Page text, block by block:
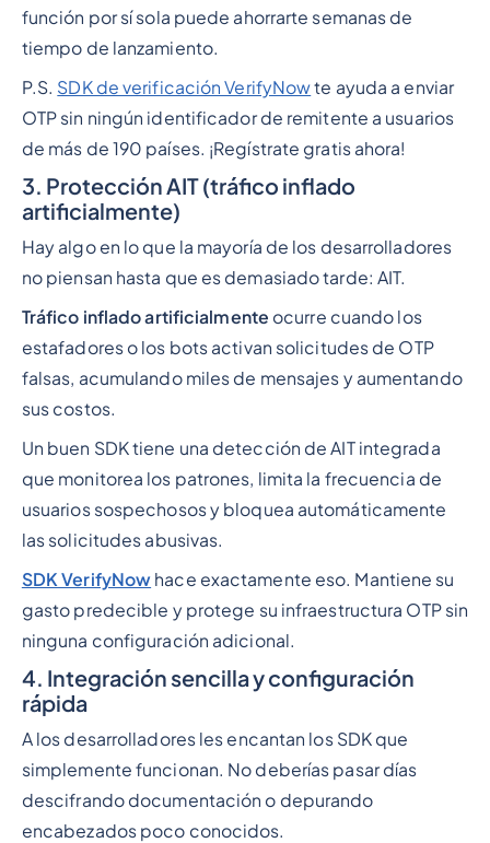
función por sí sola puede ahorrarte semanas de
tiempo de lanzamiento.
P.S. SDK de verificación VerifyNowte ayuda a enviar
OTP sin ningún identificador de remitente a usuarios
de más de 190 países. ¡Regístrate gratis ahora!
3. Protección AIT (tráfico inflado
artificialmente)
Hay algo en lo que la mayoría de los desarrolladores
no piensan hasta que es demasiado tarde: AIT.
Tráfico inflado artificialmente ocurre cuando los
estafadores o los bots activan solicitudes de OTP
falsas, acumulando miles de mensajes y aumentando
sus costos.
Un buen SDK tiene una detección de AIT integrada
que monitorea los patrones, limita la frecuencia de
usuarios sospechosos y bloquea automáticamente
las solicitudes abusivas.
SDK VerifyNow hace exactamente eso. Mantiene su
gasto predecible y protege su infraestructura OTP sin
ninguna configuración adicional.
4. Integración sencilla y configuración
rápida
A los desarrolladores les encantan los SDK que
simplemente funcionan. No deberías pasar días
descifrando documentación o depurando
encabezados poco conocidos.